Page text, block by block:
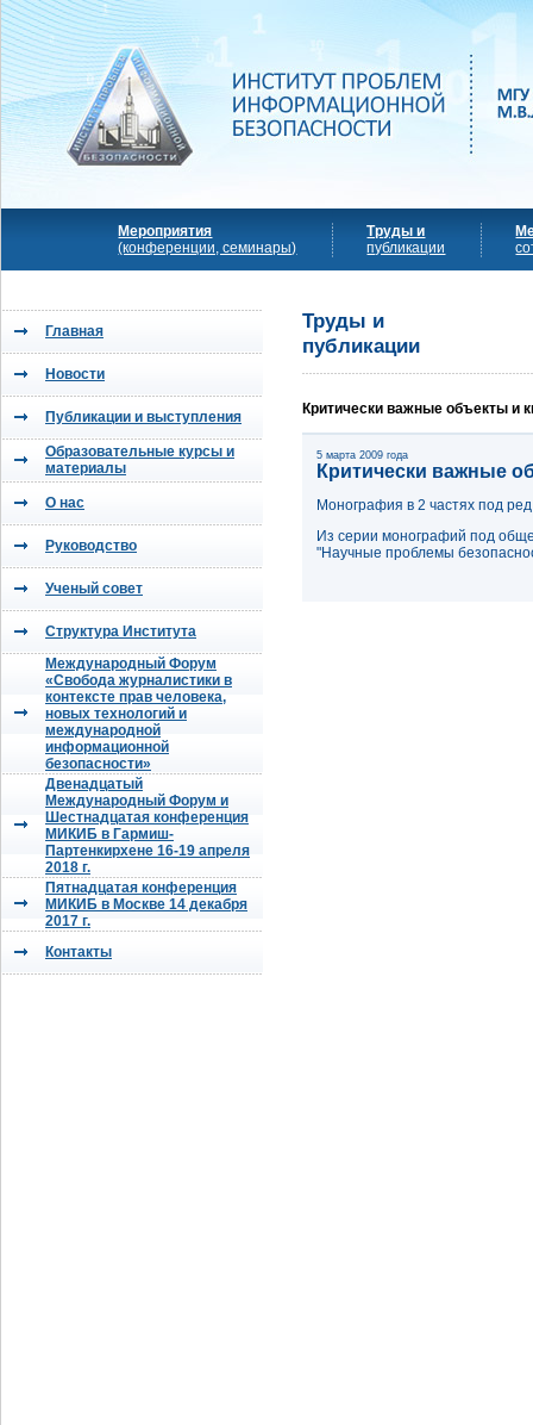
Мероприятия
(конференции, семинары)
Труды и
публикации
Главная
Новости
Публикации и выступления
Образовательные курсы и
материалы
О нас
Руководство
Ученый совет
Структура Института
Международный Форум
«Свобода журналистики в
контексте прав человека,
новых технологий и
международной
информационной
безопасности»
Двенадцатый
Международный Форум и
Шестнадцатая конференция
МИКИБ в Гармиш-
Партенкирхене 16-19 апреля
2018 г.
Пятнадцатая конференция
МИКИБ в Москве 14 декабря
2017 г.
Контакты
Труды и
публикации
Критически важные объекты и
5 марта 2009 года
Критически важные
Монография в 2 частях под
Из серии монографий под
"Научные проблемы